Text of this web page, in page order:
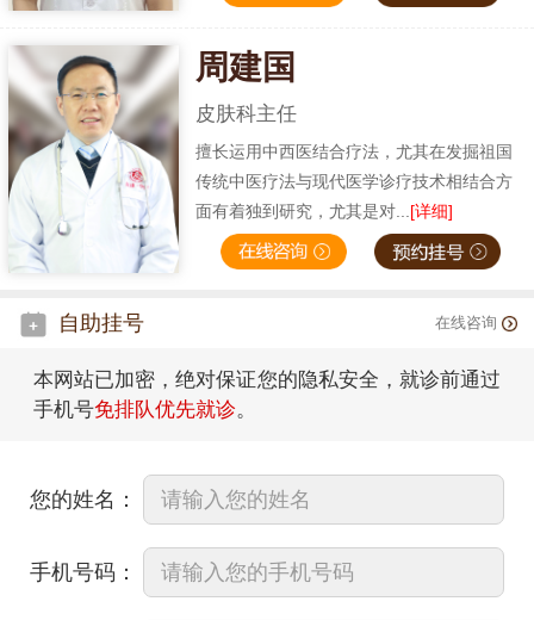
周建国
皮肤科主任
擅长运用中西医结合疗法，尤其在发掘祖国
传统中医疗法与现代医学诊疗技术相结合方
面有着独到研究，尤其是对...[详细]
自助挂号 在线咨询
本网站已加密，绝对保证您的隐私安全，就诊前通过
手机号免排队优先就诊。
您的姓名：
手机号码：